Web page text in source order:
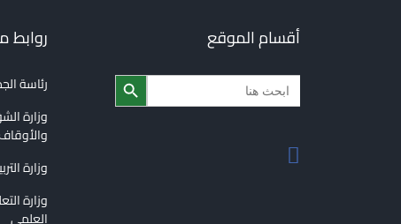
أقسام الموقع
Search
for:
Search Button
روابط
رئاسة
وزارة
وزارة
وزارة
العلمي